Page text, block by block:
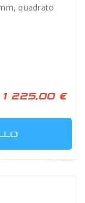
quadrato
1 225,00 €